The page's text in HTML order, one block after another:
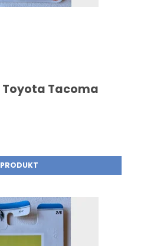
Toyota Tacoma